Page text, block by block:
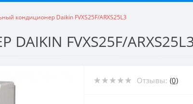
кондиционер Daikin FVXS25F/ARXS25L3
FVXS25F/
Отзывы: (0)